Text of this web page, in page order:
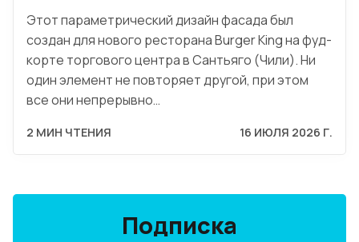
Этот параметрический дизайн фасада был
создан для нового ресторана Burger King на фуд-
корте торгового центра в Сантьяго (Чили). Ни
один элемент не повторяет другой, при этом
все они непрерывно…
2 МИН ЧТЕНИЯ 16 ИЮЛЯ 2026 Г.
Подписка